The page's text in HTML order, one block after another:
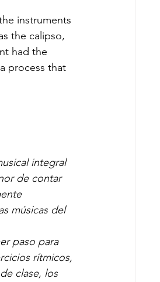
instruments
the calipso,
had the
process that
integral
de contar
músicas del
paso para
rítmicos,
clase, los